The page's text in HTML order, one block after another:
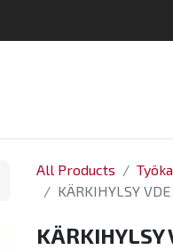
All Products
KÄRKIHYLSY